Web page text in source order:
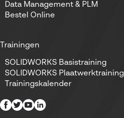
Data Management & PLM
Bestel Online
Trainingen
SOLIDWORKS Basistraining
SOLIDWORKS Plaatwerktraining
Trainingskalender